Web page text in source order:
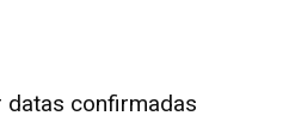
datas confirmadas